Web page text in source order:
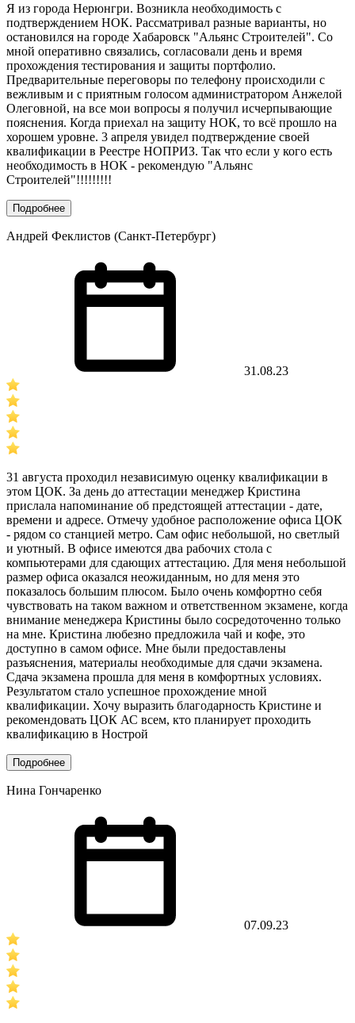
Я из города Нерюнгри. Возникла необходимость с
подтверждением НОК. Рассматривал разные варианты, но
остановился на городе Хабаровск "Альянс Строителей". Со
мной оперативно связались, согласовали день и время
прохождения тестирования и защиты портфолио.
Предварительные переговоры по телефону происходили с
вежливым и с приятным голосом администратором Анжелой
Олеговной, на все мои вопросы я получил исчерпывающие
пояснения. Когда приехал на защиту НОК, то всё прошло на
хорошем уровне. 3 апреля увидел подтверждение своей
квалификации в Реестре НОПРИЗ. Так что если у кого есть
необходимость в НОК - рекомендую "Альянс
Строителей"!!!!!!!!!
Подробнее
Андрей Феклистов (Санкт-Петербург)
31.08.23
31 августа проходил независимую оценку квалификации в
этом ЦОК. За день до аттестации менеджер Кристина
прислала напоминание об предстоящей аттестации - дате,
времени и адресе. Отмечу удобное расположение офиса ЦОК
- рядом со станцией метро. Сам офис небольшой, но светлый
и уютный. В офисе имеются два рабочих стола с
компьютерами для сдающих аттестацию. Для меня небольшой
размер офиса оказался неожиданным, но для меня это
показалось большим плюсом. Было очень комфортно себя
чувствовать на таком важном и ответственном экзамене, когда
внимание менеджера Кристины было сосредоточенно только
на мне. Кристина любезно предложила чай и кофе, это
доступно в самом офисе. Мне были предоставлены
разъяснения, материалы необходимые для сдачи экзамена.
Сдача экзамена прошла для меня в комфортных условиях.
Результатом стало успешное прохождение мной
квалификации. Хочу выразить благодарность Кристине и
рекомендовать ЦОК АС всем, кто планирует проходить
квалификацию в Нострой
Подробнее
Нина Гончаренко
07.09.23